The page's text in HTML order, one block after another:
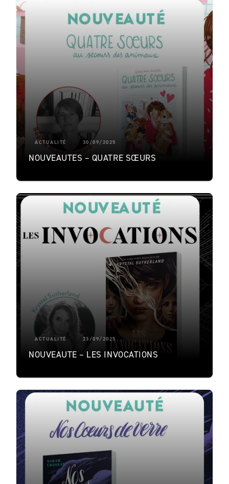
ACTUALITÉ 30/09/2025
NOUVEAUTES – QUATRE SŒURS
ACTUALITÉ 23/09/2025
NOUVEAUTE – LES INVOCATIONS